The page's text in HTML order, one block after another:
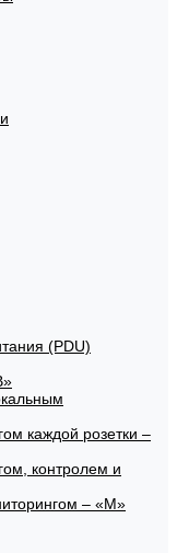
(PDU)
каждой розетки –
контролем и
– «М»